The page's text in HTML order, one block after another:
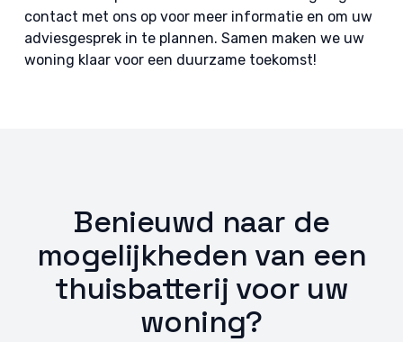
contact met ons op voor meer informatie en om uw
adviesgesprek in te plannen. Samen maken we uw
woning klaar voor een duurzame toekomst!
Benieuwd naar de
mogelijkheden van een
thuisbatterij voor uw
woning?